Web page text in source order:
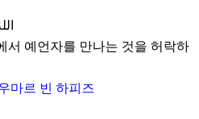
서 예언자를 만나는 것을 허락하
마르 빈 하피즈